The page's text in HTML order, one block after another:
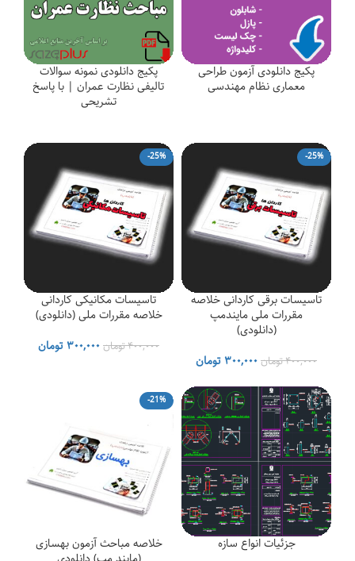
پکیج دانلودی آزمون طراحی
معماری نظام مهندسی
پکیج دانلودی نمونه سوالات
تالیفی نظارت عمران | با پاسخ
تشریحی
-25%
تاسیسات برقی کاردانی خلاصه
مقررات ملی مایندمپ
(دانلودی)
۴۰۰,۰۰۰تومانقیمت
۴۰۰,۰۰۰ تومان
بود.
۳۰۰,۰۰۰تومانقیمت
۳۰۰,۰۰۰ تومان
است.
-25%
تاسیسات مکانیکی کاردانی
خلاصه مقررات ملی (دانلودی)
۴۰۰,۰۰۰تومانقیمت
۳۰۰,۰۰۰تومانقیمت
جزئیات انواع سازه
-21%
خلاصه مباحث آزمون بهسازی